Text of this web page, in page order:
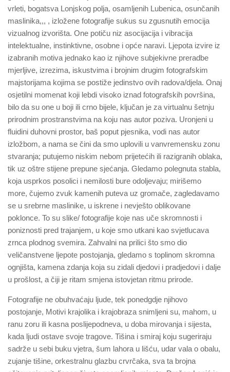
vrleti, bogatsva Lonjskog polja, osamljenih Lubenica, osunčanih
maslinika,,, , izložene fotografije sukus su zgusnutih emocija
vizualnog izvorišta. One potiču niz asocijacija i vibracija
intelektualne, instinktivne, osobne i opće naravi. Ljepota izvire iz
izabranih motiva jednako kao iz njihove subjekivne preradbe
mjerljive, izrezima, iskustvima i brojnim drugim fotografskim
majstorijama kojima se postiže jedinstvo ovih radova/djela. Onaj
osjetilni momenat koji lebdi visoko iznad fotografskih površina,
bilo da su one u boji ili crno bijele, ključan je za virtualnu šetnju
prirodnim prostranstvima na koju nas autor poziva. Uronjeni u
fluidini duhovni prostor, baš poput pjesnika, vodi nas autor
izložbom, a nama se čini da smo uplovili u vanvremensku zonu
stvaranja; putujemo niskim nebom prijetećih ili razigranih oblaka,
tik uz oštre stijene prepune sjećanja. Gledamo polegnuta stabla,
koja usprkos posolici i nemilosti bure odoljevaju; mirišemo
more, čujemo zvuk kamenih puteva uz gromače, zagledavamo
se u srebrne maslinike, u iskrene i nevješto oblikovane
poklonce. To su slike/ fotografije koje nas uče skromnosti i
poniznosti pred trajanjem, u koje smo utkani kao svjetlucava
zrnca plodnog svemira. Zahvalni na prilici što smo dio
veličanstvene ljepote postojanja, gledamo s toplinom skromna
ognjišta, kamena zdanja koja su zidali djedovi i pradjedovi i dalje
u prošlost, a čiji je ritam smjena istovjetan ritmu prirode.
Fotografije ne obuhvaćaju ljude, tek ponedgdje njihovo
postojanje, Motivi krajolika i krajobraza snimljeni su, mahom, u
ranu zoru ili kasna poslijepodneva, u doba mirovanja i sijesta,
kada ljudi ostave svoje tragove. Tišina i smiraj koju sugeriraju
sadrže u sebi buku vjetra, šum lahora u lišću, udar vala o obalu,
zujanje tišine, orkestralnu glazbu crvrčaka, sva ta brojna